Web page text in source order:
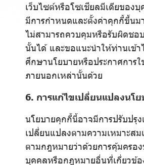
เว็บไซต์หรือโซเชียลมีเดียของ
มีการกำหนดและตั้งค่าคุกกี้ขึ้นม
ไม่สามารถควบคุมหรือรับผิดชอ
นั้นได้ และขอแนะนำให้ท่านเข้า
ศึกษานโยบายหรือประกาศการ
ภายนอกเหล่านั้นด้วย
6. การแก้ไขเปลี่ยนแปลงนโ
นโยบายคุกกี้นี้อาจมีการปรับปรุ
เปลี่ยนแปลงตามความเหมาะสม
ตามกฎหมายว่าด้วยการคุ้มครอ
บุคคลหรือกฎหมายอื่นที่เกี่ยวข้อ